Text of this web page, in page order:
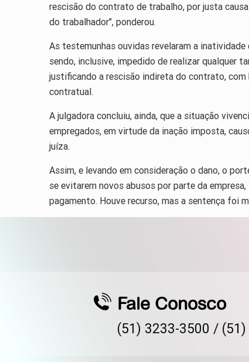
rescisão do contrato de trabalho, por justa
do trabalhador", ponderou.
As testemunhas ouvidas revelaram a
sendo, inclusive, impedido de realizar qualquer
justificando a rescisão indireta do contrato, com
contratual.
A julgadora concluiu, ainda, que a situação
empregados, em virtude da inação imposta,
juíza.
Assim, e levando em consideração o dano, o
se evitarem novos abusos por parte da
pagamento. Houve recurso, mas a sentença foi
Fale Conosco
(51) 3233-3500 /